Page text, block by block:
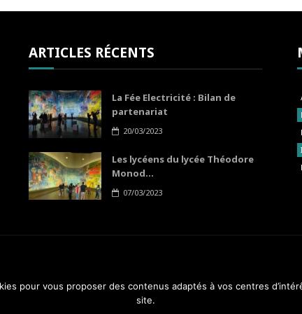
ARTICLES RÉCENTS
La Fée Electricité : Bilan de
partenariat
20/03/2023
Les lycéens du lycée Théodore
Monod...
07/03/2023
A
pour vous proposer des contenus adaptés à vos centres
site.